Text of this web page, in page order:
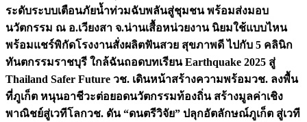
ระดับระบบเตือนภัยน้ำท่วมฉับพลันสู่ชุมชน พร้อมส่งมอบ
นวัตกรรม ณ อ.เวียงสา จ.น่านเสื้อหน่วยงาน นิยมใช้แบบไหน
พร้อมแชร์พิกัดโรงงานสั่งผลิตฟันสวย สุขภาพดี ไปกับ 5 คลินิก
ทันตกรรมราชบุรี ใกล้ฉันถอดบทเรียน Earthquake 2025 สู่
Thailand Safer Future วช. เดินหน้าสร้างความพร้อมวช. ลงพื้น
ที่ภูเก็ต หนุนอาชีวะต่อยอดนวัตกรรมท้องถิ่น สร้างมูลค่าเชิง
พาณิชย์สู่เวทีโลกวช. ดัน “ดนตรีวิจัย” ปลุกอัตลักษณ์ภูเก็ต สู่เวที